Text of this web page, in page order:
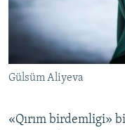
FİKİR
Русский
Українською
Gülsüm Aliyeva
«Qırım birdemligi»